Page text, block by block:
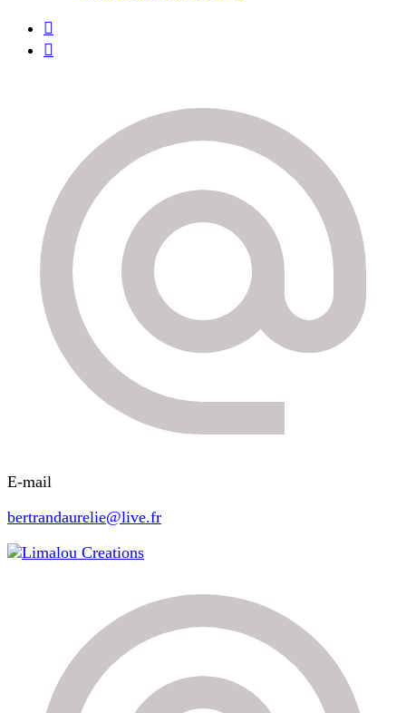
E-mail
bertrandaurelie@live.fr
Limalou Creations